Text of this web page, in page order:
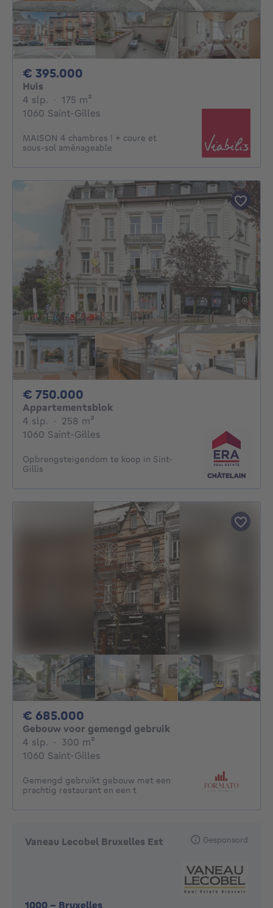
€ 395.000
Huis
4 slp. 4 slaapkamers
· 175 m²
1060 Saint-Gilles
MAISON 4 chambres ! + coure et
sous-sol aménageable
€ 750.000
Appartementsblok
4 slp. 4 slaapkamers
· 258 m²
1060 Saint-Gilles
Opbrengsteigendom te koop in Sint-
Gillis
€ 685.000
Gebouw voor gemengd gebruik
4 slp. 4 slaapkamers
· 300 m²
1060 Saint-Gilles
Gemengd gebruikt gebouw met een
prachtig restaurant en een t
Vaneau Lecobel Bruxelles Est
1000 - Bruxelles
Gesponsord